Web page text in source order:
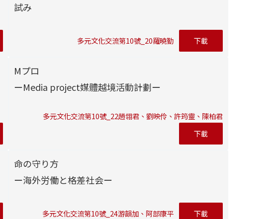
試み
多元文化交流第10號_20羅曉勤 下載
Mプロ
ーMedia project媒體越境活動計劃ー
多元文化交流第10號_22趙翎君、劉映伶、許筠靈、陳柏君
下載
命の守り方
ー海外労働と格差社会ー
多元文化交流第10號_24游韻加、阿部康平 下載